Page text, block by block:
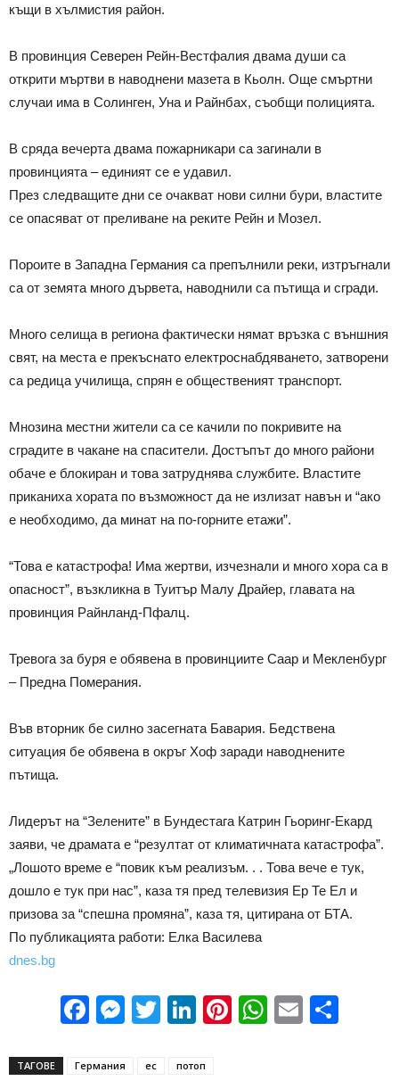
къщи в хълмистия район.
В провинция Северен Рейн-Вестфалия двама души са
открити мъртви в наводнени мазета в Кьолн. Още смъртни
случаи има в Солинген, Уна и Райнбах, съобщи полицията.
В сряда вечерта двама пожарникари са загинали в
провинцията – единият се е удавил.
През следващите дни се очакват нови силни бури, властите
се опасяват от преливане на реките Рейн и Мозел.
Пороите в Западна Германия са препълнили реки, изтръгнали
са от земята много дървета, наводнили са пътища и сгради.
Много селища в региона фактически нямат връзка с външния
свят, на места е прекъснато електроснабдяването, затворени
са редица училища, спрян е общественият транспорт.
Мнозина местни жители са се качили по покривите на
сградите в чакане на спасители. Достъпът до много райони
обаче е блокиран и това затруднява службите. Властите
приканиха хората по възможност да не излизат навън и “ако
е необходимо, да минат на по-горните етажи”.
“Това е катастрофа! Има жертви, изчезнали и много хора са в
опасност”, възкликна в Туитър Малу Драйер, главата на
провинция Райнланд-Пфалц.
Тревога за буря е обявена в провинциите Саар и Мекленбург
– Предна Померания.
Във вторник бе силно засегната Бавария. Бедствена
ситуация бе обявена в окръг Хоф заради наводнените
пътища.
Лидерът на “Зелените” в Бундестага Катрин Гьоринг-Екард
заяви, че драмата е “резултат от климатичната катастрофа”.
„Лошото време е “повик към реализъм. . . Това вече е тук,
дошло е тук при нас”, каза тя пред телевизия Ер Те Ел и
призова за “спешна промяна”, каза тя, цитирана от БТА.
По публикацията работи: Елка Василева
dnes.bg
Facebook
Messenger
Twitter
LinkedIn
Pinterest
WhatsApp
Email
ТАГОВЕ Германия ес потоп